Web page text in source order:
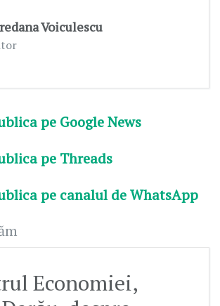
Voiculescu
pe Google News
pe Threads
pe canalul de WhatsApp
Economiei,